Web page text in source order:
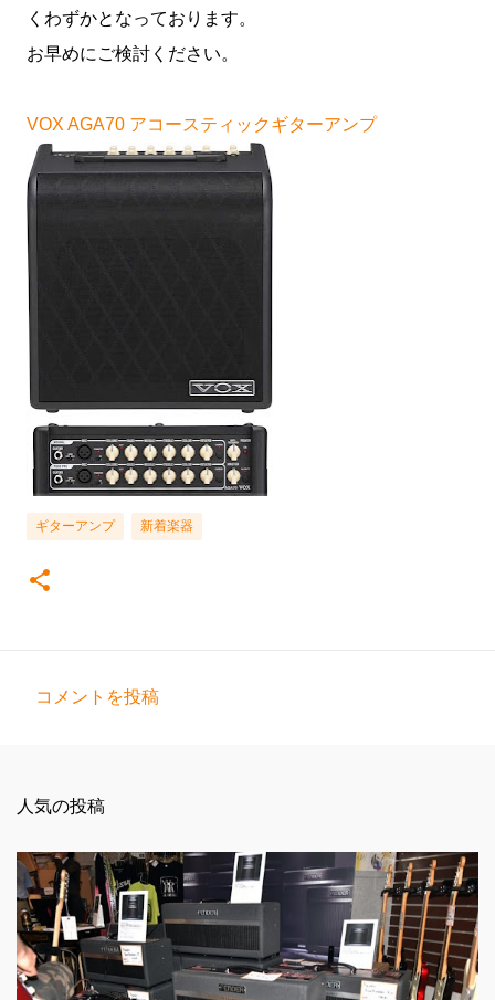
くわずかとなっております。
お早めにご検討ください。
VOX AGA70 アコースティックギターアンプ
ギターアンプ 新着楽器
ト
コメントを投稿
人気の投稿